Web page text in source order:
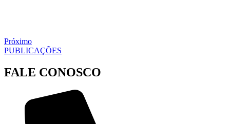
Próximo
PUBLICAÇÕES
FALE CONOSCO